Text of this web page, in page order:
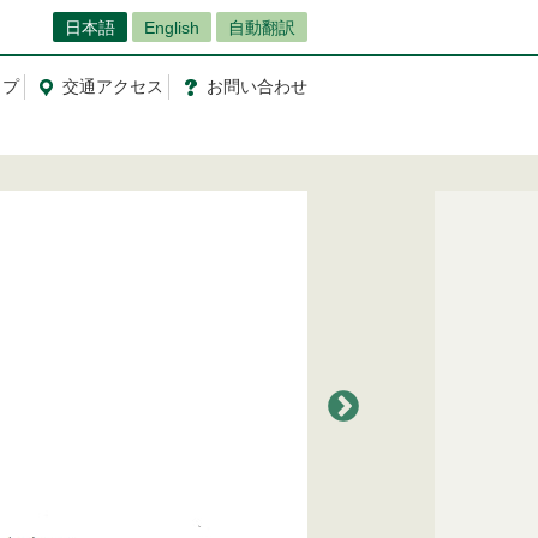
日本語 English 自動翻訳
交通アクセス お問い合わせ